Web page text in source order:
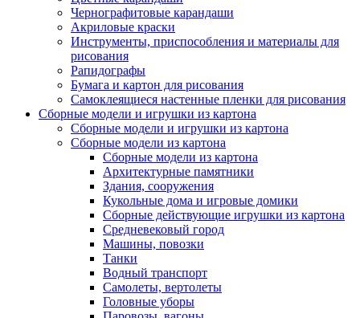
Чернографитовые карандаши
Акриловые краски
Инструменты, приспособления и материалы для
рисования
Рапидографы
Бумага и картон для рисования
Самоклеящиеся настенные пленки для рисования
Сборные модели и игрушки из картона
Сборные модели и игрушки из картона
Сборные модели из картона
Сборные модели из картона
Архитектурные памятники
Здания, сооружения
Кукольные дома и игровые домики
Сборные действующие игрушки из картона
Средневековый город
Машины, повозки
Танки
Водный транспорт
Самолеты, вертолеты
Головные уборы